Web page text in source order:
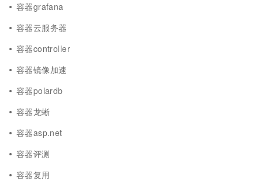
容器grafana
容器云服务器
容器controller
容器镜像加速
容器polardb
容器龙蜥
容器asp.net
容器评测
容器复用